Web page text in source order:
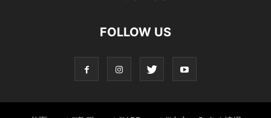
FOLLOW US